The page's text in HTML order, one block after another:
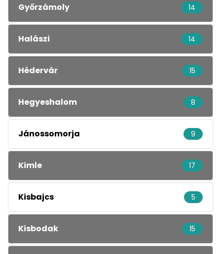
Győrzámoly 14
Halászi 14
Hédervár 15
Hegyeshalom 8
Jánossomorja 9
Kimle 17
Kisbajcs 5
Kisbodak 15